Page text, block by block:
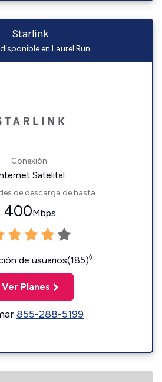
Starlink
en Laurel Run
Conexión:
Satelital
de descarga de hasta
400Mbps
de usuarios(185)◊
Ver Planes
855-288-5199